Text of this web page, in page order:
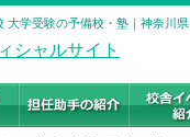
大学受験の予備校・塾｜神奈川県